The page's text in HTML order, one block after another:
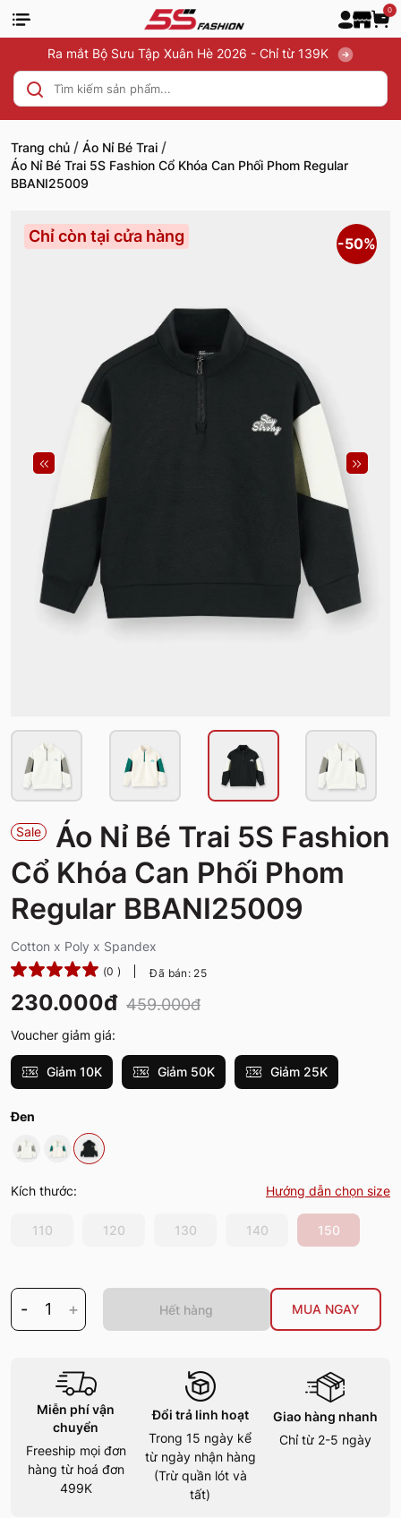
0
Ra mắt Bộ Sưu Tập Xuân Hè 2026 - Chỉ từ 139K
Trang chủ / Áo Nỉ Bé Trai /
Áo Nỉ Bé Trai 5S Fashion Cổ Khóa Can Phối Phom Regular
BBANI25009
Chỉ còn tại cửa hàng -50%
Sale
Áo Nỉ Bé Trai 5S Fashion
Cổ Khóa Can Phối Phom
Regular BBANI25009
Cotton x Poly x Spandex
(0 ) Đã bán: 25
230.000đ 459.000đ
Voucher giảm giá:
Giảm 10K Giảm 50K Giảm 25K
Đen
Kích thước: Hướng dẫn chọn size
110 120 130 140 150
- 1 + Hết hàng MUA NGAY
Miễn phí vận
chuyển
Freeship mọi đơn
hàng từ hoá đơn
499K
Đổi trả linh hoạt
Trong 15 ngày kể
từ ngày nhận hàng
(Trừ quần lót và
tất)
Giao hàng nhanh
Chỉ từ 2-5 ngày